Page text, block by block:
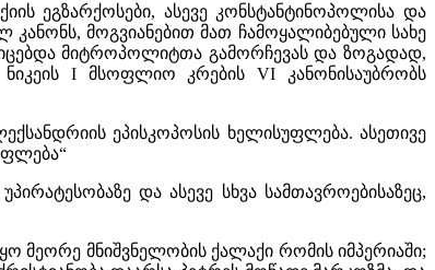
ეგზარქოსები, ასევე კონსტანტინოპოლისა და
მოგვიანებით მათ ჩამოყალიბებული სახე
მიტროპოლიტთა გამორჩევას და ზოგადად,
I მსოფლიო კრების VI კანონისაუბრობს
ეპისკოპოსის ხელისუფლება. ასეთივე
და ასევე სხვა სამთავროებისაზეც,
მეორე მნიშვნელობის ქალაქი რომის იმპერიაში;